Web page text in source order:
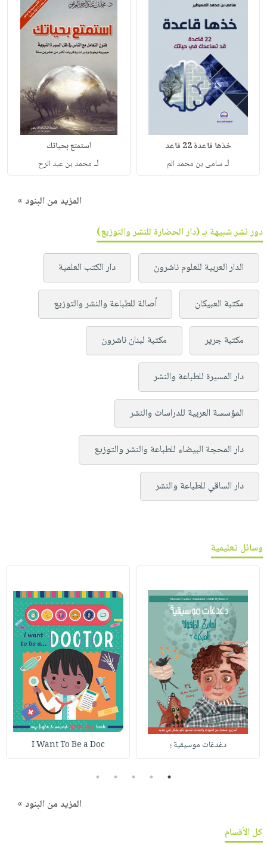
خذها قاعدة 22 قاعد
لـسامى بن محمد الم
استمتع بحياتك
لـ محمد بن عبد الرح
المزيد من البنود »
دور نشر شبيهة بـ (دار الحضارة للنشر والتوزيع)
الدار العربية للعلوم ناشرون دار الكتب العلمية
مكتبة العبيكان أصالة للطباعة والنشر والتوزيع
مكتبة جرير مكتبة لبنان ناشرون
دار المسيرة للطباعة والنشر
المؤسسة العربية للدراسات والنشر
دار المحجة البيضاء للطباعة والنشر والتوزيع
دار الساقي للطباعة والنشر
وسائل تعليمية
دغدغات موسيقية ؛ I Want To Be a Doc
1
2
3
4
5
المزيد من البنود »
كل الأقسام